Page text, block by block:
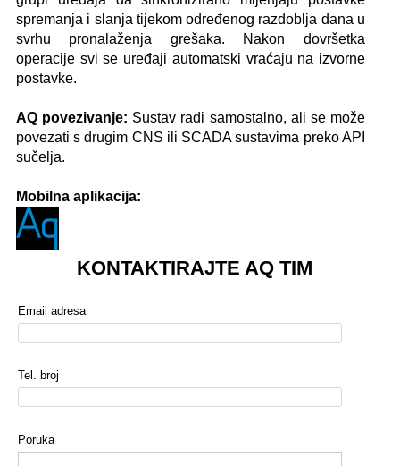
spremanja i slanja tijekom određenog razdoblja dana u
svrhu pronalaženja grešaka. Nakon dovršetka
operacije svi se uređaji automatski vraćaju na izvorne
postavke.
AQ povezivanje: Sustav radi samostalno, ali se može
povezati s drugim CNS ili SCADA sustavima preko API
sučelja.
Mobilna aplikacija:
KONTAKTIRAJTE AQ TIM
Email adresa
Tel. broj
Poruka